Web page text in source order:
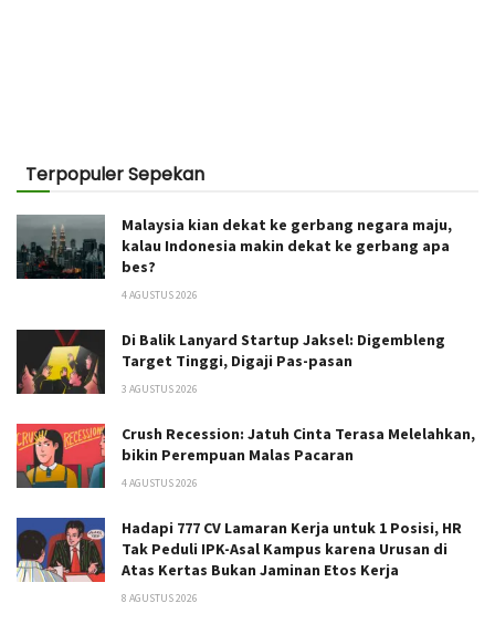
Terpopuler Sepekan
Malaysia kian dekat ke gerbang negara maju,
kalau Indonesia makin dekat ke gerbang apa
bes?
4 AGUSTUS 2026
Di Balik Lanyard Startup Jaksel: Digembleng
Target Tinggi, Digaji Pas-pasan
3 AGUSTUS 2026
Crush Recession: Jatuh Cinta Terasa Melelahkan,
bikin Perempuan Malas Pacaran
4 AGUSTUS 2026
Hadapi 777 CV Lamaran Kerja untuk 1 Posisi, HR
Tak Peduli IPK-Asal Kampus karena Urusan di
Atas Kertas Bukan Jaminan Etos Kerja
8 AGUSTUS 2026